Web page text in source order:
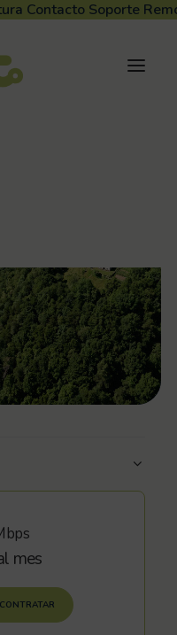
Contacto Soporte
mes
CONTRATAR